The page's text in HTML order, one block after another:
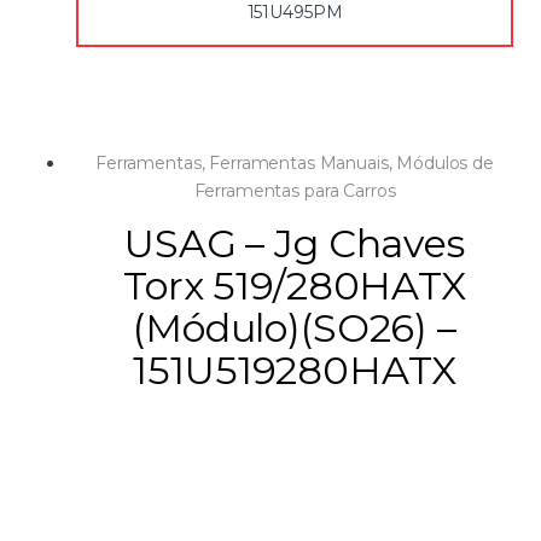
151U495PM
Ferramentas, Ferramentas Manuais, Módulos de
Ferramentas para Carros
USAG – Jg Chaves
Torx 519/280HATX
(Módulo)(SO26) –
151U519280HATX